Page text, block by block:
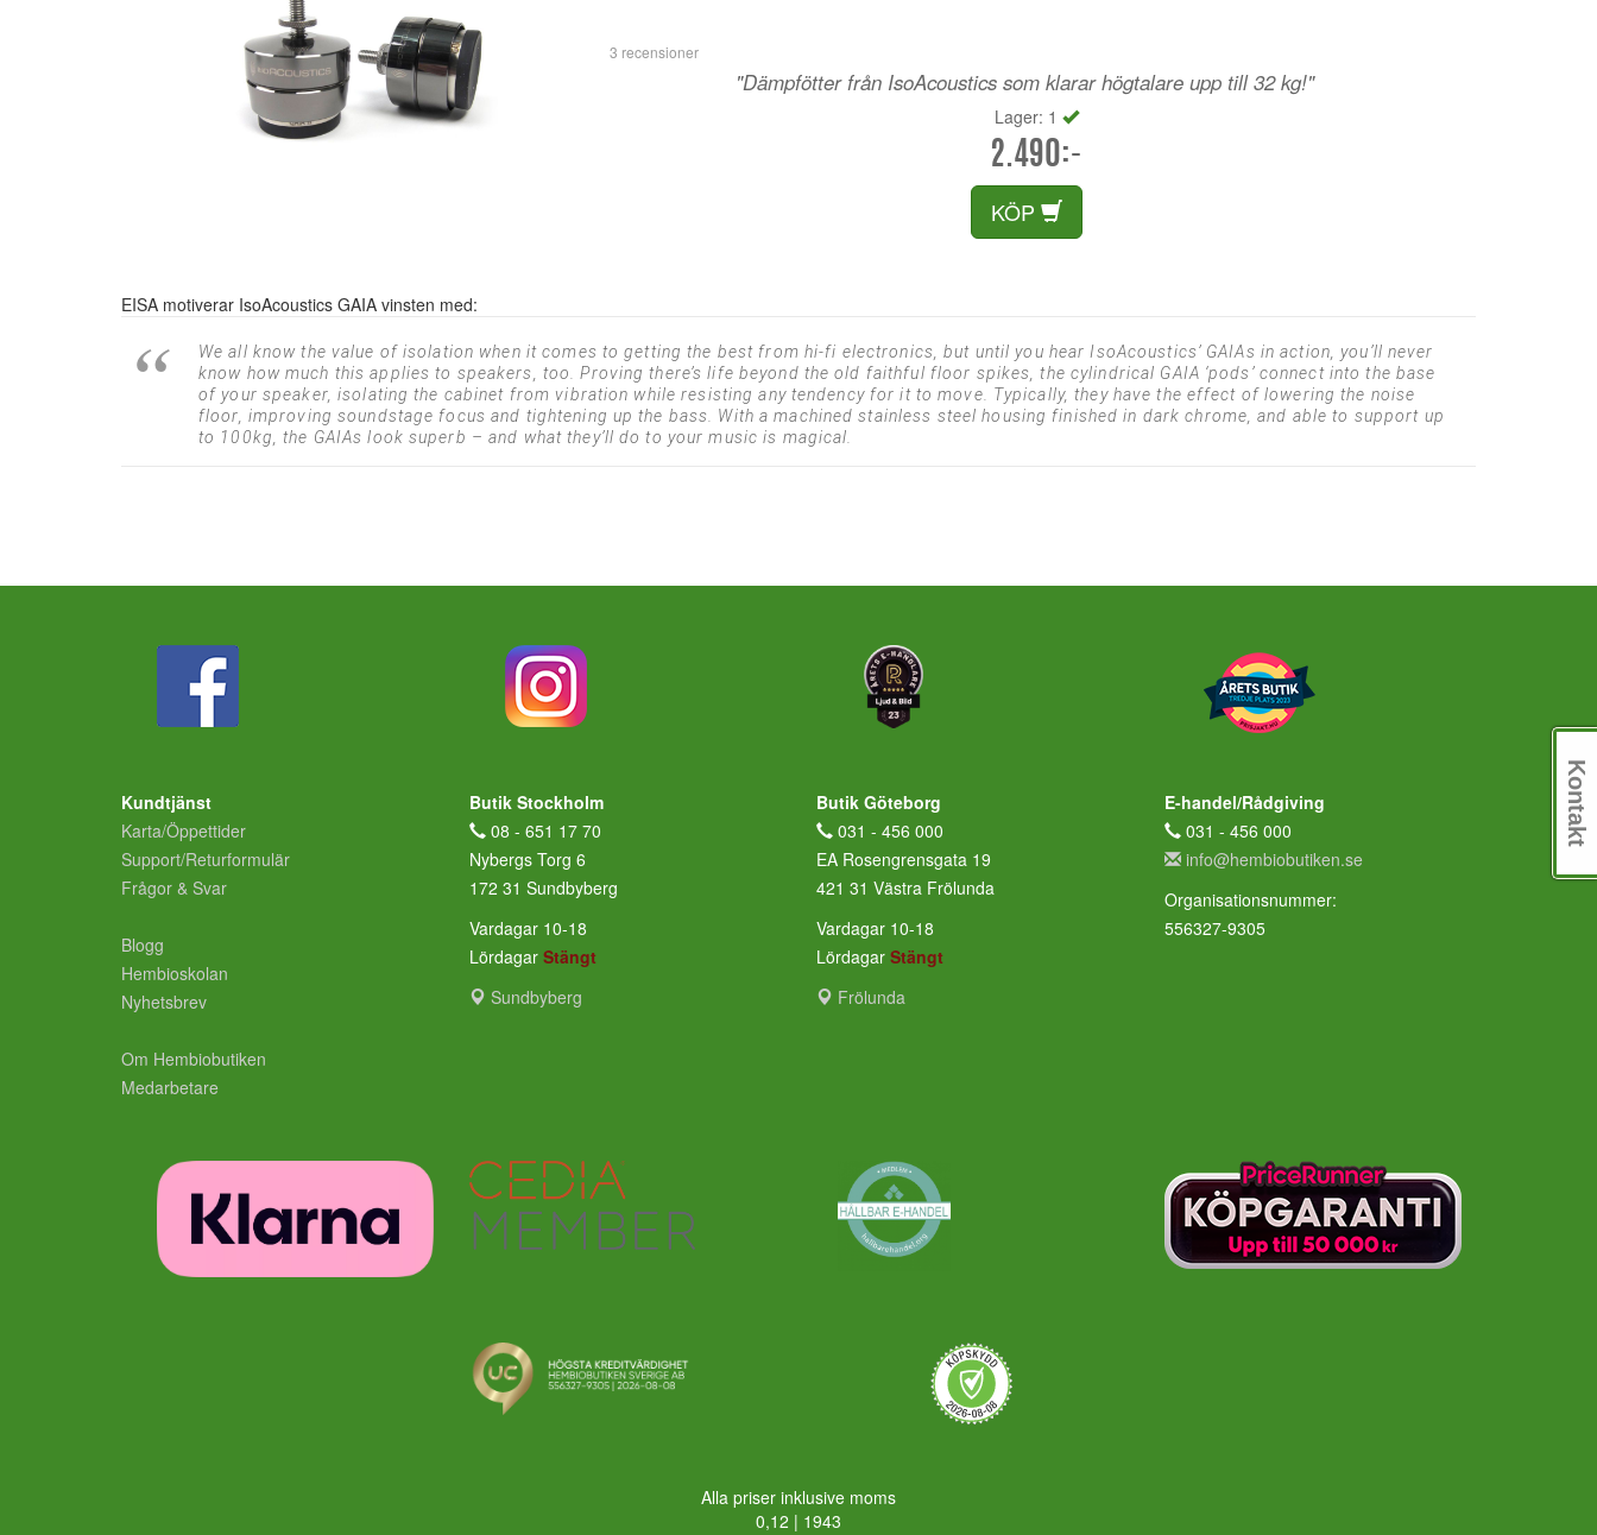
3 recensioner
"Dämpfötter från IsoAcoustics som klarar högtalare upp till 32 kg!"
Lager: 1
2.490:-
KÖP
EISA motiverar IsoAcoustics GAIA vinsten med:
We all know the value of isolation when it comes to getting the best from hi-fi electronics, but until you hear IsoAcoustics’ GAIAs in action, you’ll never
know how much this applies to speakers, too. Proving there’s life beyond the old faithful floor spikes, the cylindrical GAIA ‘pods’ connect into the base
of your speaker, isolating the cabinet from vibration while resisting any tendency for it to move. Typically, they have the effect of lowering the noise
floor, improving soundstage focus and tightening up the bass. With a machined stainless steel housing finished in dark chrome, and able to support up
to 100kg, the GAIAs look superb – and what they’ll do to your music is magical.
Kundtjänst
Karta/Öppettider
Support/Returformulär
Frågor & Svar
Blogg
Hembioskolan
Nyhetsbrev
Om Hembiobutiken
Medarbetare
Butik Stockholm
08 - 651 17 70
Nybergs Torg 6
172 31 Sundbyberg
Vardagar 10-18
Lördagar Stängt
Sundbyberg
Butik Göteborg
031 - 456 000
EA Rosengrensgata 19
421 31 Västra Frölunda
Vardagar 10-18
Lördagar Stängt
Frölunda
E-handel/Rådgiving
031 - 456 000
info@hembiobutiken.se
Organisationsnummer:
556327-9305
Alla priser inklusive moms
0,12 | 1943
Kontakt